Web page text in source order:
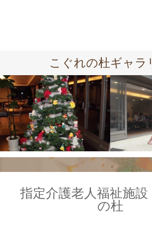
こぐれの杜ギャラ
指定介護老人福祉施
の杜